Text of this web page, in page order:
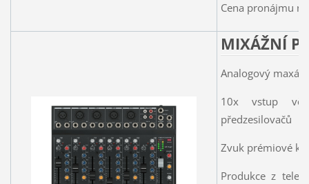
Cena pronájmu
MIXÁŽNÍ
Analogový
10x vstup
předzesilovačů
Zvuk prémiové
Produkce z